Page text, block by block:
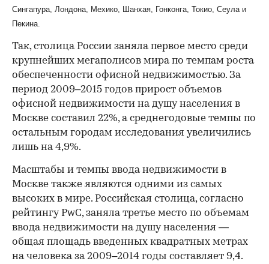
Сингапура, Лондона, Мехико, Шанхая, Гонконга, Токио, Сеула и
Пекина.
Так, столица России заняла первое место среди
крупнейших мегаполисов мира по темпам роста
обеспеченности офисной недвижимостью. За
период 2009–2015 годов прирост объемов
офисной недвижимости на душу населения в
Москве составил 22%, а среднегодовые темпы по
остальным городам исследования увеличились
лишь на 4,9%.
Масштабы и темпы ввода недвижимости в
Москве также являются одними из самых
высоких в мире. Российская столица, согласно
рейтингу PwC, заняла третье место по объемам
ввода недвижимости на душу населения —
общая площадь введенных квадратных метрах
на человека за 2009–2014 годы составляет 9,4.